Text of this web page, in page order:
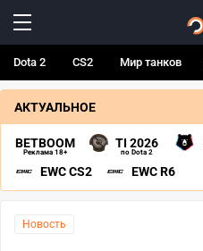
Dota 2 CS2 Мир танков
АКТУАЛЬНОЕ
BETBOOM
Реклама 18+
TI 2026
по Dota 2
EWC CS2 EWC R6
Новость